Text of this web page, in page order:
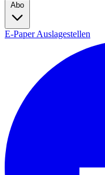
Abo
E-PaperAuslagestellen